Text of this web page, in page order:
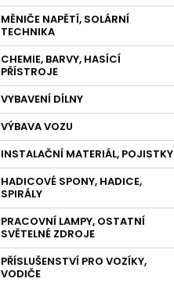
MĚNIČE NAPĚTÍ, SOLÁRNÍ
TECHNIKA
CHEMIE, BARVY, HASÍCÍ
PŘÍSTROJE
VYBAVENÍ DÍLNY
VÝBAVA VOZU
INSTALAČNÍ MATERIÁL, POJISTKY
HADICOVÉ SPONY, HADICE,
SPIRÁLY
PRACOVNÍ LAMPY, OSTATNÍ
SVĚTELNÉ ZDROJE
PŘÍSLUŠENSTVÍ PRO VOZÍKY,
VODIČE